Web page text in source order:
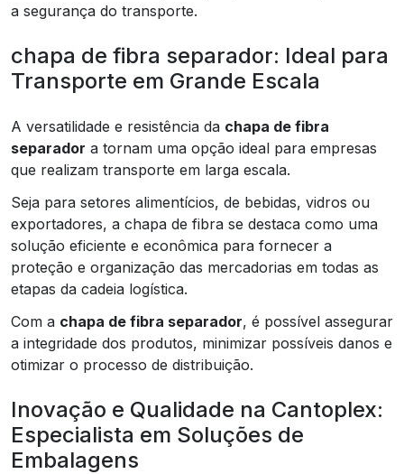
a segurança do transporte.
chapa de fibra separador: Ideal para
Transporte em Grande Escala
A versatilidade e resistência da chapa de fibra
separador a tornam uma opção ideal para empresas
que realizam transporte em larga escala.
Seja para setores alimentícios, de bebidas, vidros ou
exportadores, a chapa de fibra se destaca como uma
solução eficiente e econômica para fornecer a
proteção e organização das mercadorias em todas as
etapas da cadeia logística.
Com a chapa de fibra separador, é possível assegurar
a integridade dos produtos, minimizar possíveis danos e
otimizar o processo de distribuição.
Inovação e Qualidade na Cantoplex:
Especialista em Soluções de
Embalagens